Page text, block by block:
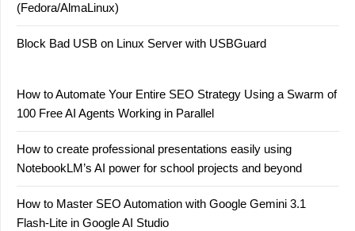
(Fedora/AlmaLinux)
Block Bad USB on Linux Server with USBGuard
How to Automate Your Entire SEO Strategy Using a Swarm of
100 Free AI Agents Working in Parallel
How to create professional presentations easily using
NotebookLM’s AI power for school projects and beyond
How to Master SEO Automation with Google Gemini 3.1
Flash-Lite in Google AI Studio